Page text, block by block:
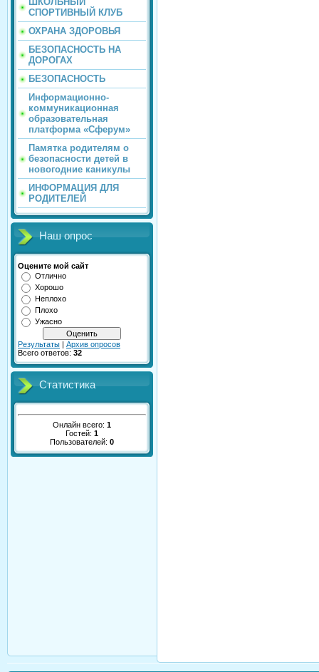
СПОРТИВНЫЙ КЛУБ
ОХРАНА ЗДОРОВЬЯ
БЕЗОПАСНОСТЬ НА
ДОРОГАХ
БЕЗОПАСНОСТЬ
Информационно-
коммуникационная
образовательная
платформа «Сферум»
Памятка родителям о
безопасности детей в
новогодние каникулы
ИНФОРМАЦИЯ ДЛЯ
РОДИТЕЛЕЙ
Наш опрос
Оцените мой сайт
Отлично
Хорошо
Неплохо
Плохо
Ужасно
Результаты | Архив опросов
Всего ответов: 32
Статистика
Онлайн всего: 1
Гостей: 1
Пользователей: 0